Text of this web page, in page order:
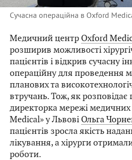
Сучасна операційна в Oxford
Медичний центр Oxford
розширив можливості
пацієнтів і відкрив сучасну
операційну для проведення
планових та
втручань. Тож, як розповідає
директорка мережі медичних
Medical» у Львові Ольга
пацієнтів зросла якість
лікування, а хірурги
роботи.